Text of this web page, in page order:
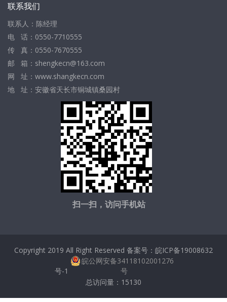
联系我们
联系人：陈经理
电 话：0550-7710555
传 真：0550-7670555
邮 箱：shengkecn@163.com
网 址：www.shangkecn.com
地 址：安徽省天长市铜城镇桑园村
扫一扫，访问手机站
Copyright 2019 All Right Reserved 备案号： 皖ICP备19008632
号-1
皖公网安备34118102001276
号
总访问量： 15130